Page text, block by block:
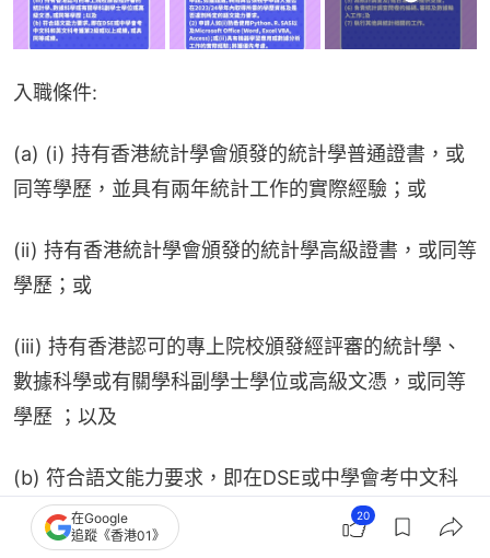
入職條件:
(a) (i) 持有香港統計學會頒發的統計學普通證書，或
同等學歷，並具有兩年統計工作的實際經驗；或
(ii) 持有香港統計學會頒發的統計學高級證書，或同等
學歷；或
(iii) 持有香港認可的專上院校頒發經評審的統計學、
數據科學或有關學科副學士學位或高級文憑，或同等
學歷 ；以及
(b) 符合語文能力要求，即在DSE或中學會考中文科
和英文科考獲第2級或以上成績，或具同等成績。
在Google
追蹤《香港01》
20